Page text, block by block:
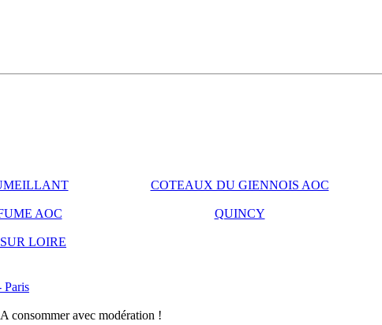
COTEAUX DU GIENNOIS AOC
AOC QUINCY
LOIRE
Paris
consommer avec modération !